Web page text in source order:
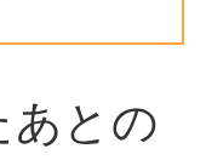
あとの